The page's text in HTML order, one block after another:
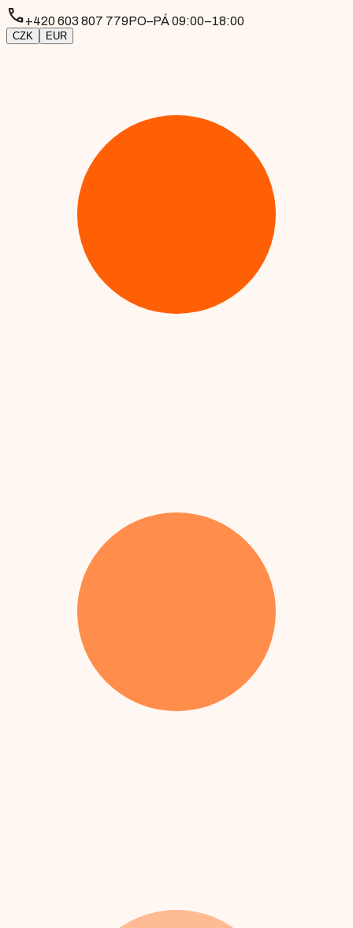
phone+420 603 807 779PO–PÁ 09:00–18:00
CZK EUR